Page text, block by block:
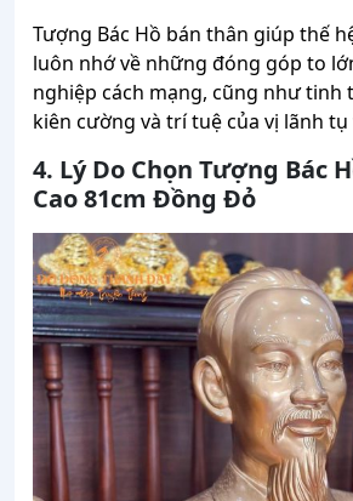
Tượng Bác Hồ bán thân giúp thế
luôn nhớ về những đóng góp to
nghiệp cách mạng, cũng như tinh
kiên cường và trí tuệ của vị lãnh tụ
4. Lý Do Chọn Tượng Bác
Cao 81cm Đồng Đỏ